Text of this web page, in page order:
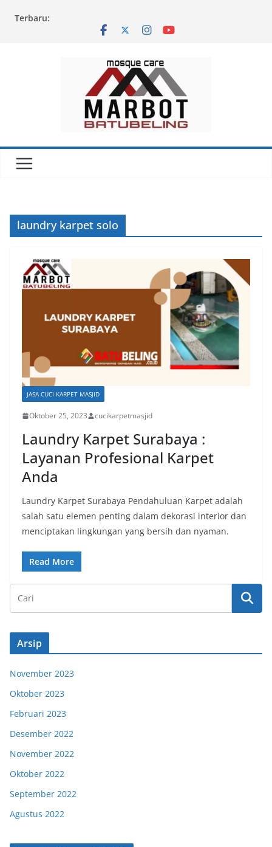
Terbaru:
laundry karpet solo
JASA CUCI KARPET MASJID
Oktober 25, 2023 cucikarpetmasjid
Laundry Karpet Surabaya :
Layanan Profesional Karpet
Anda
Laundry Karpet Surabaya Pendahuluan Karpet adalah
salah satu elemen penting dalam dekorasi interior dan
menciptakan lingkungan yang bersih dan nyaman.
Read More
Arsip
November 2023
Oktober 2023
Februari 2023
Desember 2022
November 2022
Oktober 2022
September 2022
Agustus 2022